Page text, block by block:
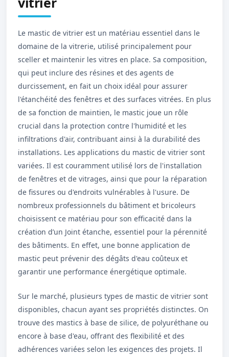
Le mastic de vitrier est un matériau essentiel dans le
domaine de la vitrerie, utilisé principalement pour
sceller et maintenir les vitres en place. Sa composition,
qui peut inclure des résines et des agents de
durcissement, en fait un choix idéal pour assurer
l'étanchéité des fenêtres et des surfaces vitrées. En plus
de sa fonction de maintien, le mastic joue un rôle
crucial dans la protection contre l'humidité et les
infiltrations d'air, contribuant ainsi à la durabilité des
installations. Les applications du mastic de vitrier sont
variées. Il est couramment utilisé lors de l'installation
de fenêtres et de vitrages, ainsi que pour la réparation
de fissures ou d'endroits vulnérables à l'usure. De
nombreux professionnels du bâtiment et bricoleurs
choisissent ce matériau pour son efficacité dans la
création d’un Joint étanche, essentiel pour la pérennité
des bâtiments. En effet, une bonne application de
mastic peut prévenir des dégâts d'eau coûteux et
garantir une performance énergétique optimale.
Sur le marché, plusieurs types de mastic de vitrier sont
disponibles, chacun ayant ses propriétés distinctes. On
trouve des mastics à base de silice, de polyuréthane ou
encore à base d'eau, offrant des flexibilité et des
adhérences variées selon les exigences des projets. Il